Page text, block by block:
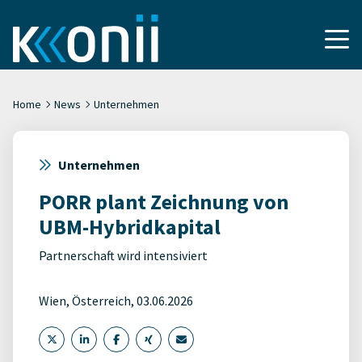
Home News Unternehmen
Unternehmen
PORR plant Zeichnung von
UBM-Hybridkapital
Partnerschaft wird intensiviert
Wien, Österreich, 03.06.2026